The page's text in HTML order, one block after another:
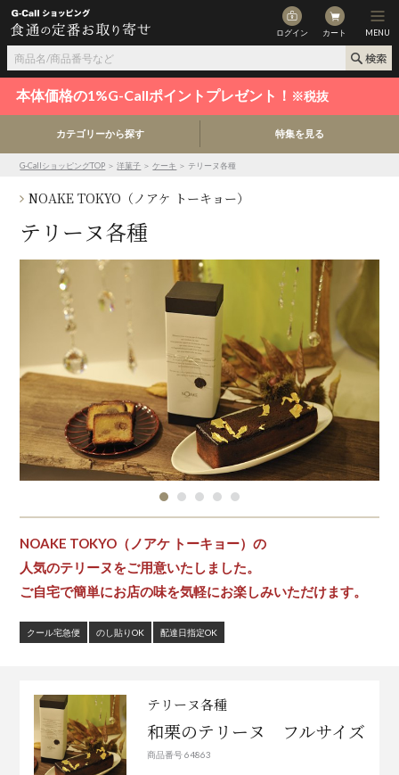
ログイン カート MENU
本体価格の1%G-Callポイントプレゼント！ ※税抜
カテゴリーから探す 特集を見る
G-CallショッピングTOP ＞洋菓子 ＞ケーキ ＞ テリーヌ各種
NOAKE TOKYO（ノアケ トーキョー）
テリーヌ各種
NOAKE TOKYO（ノアケ トーキョー）の
人気のテリーヌをご用意いたしました。
ご自宅で簡単にお店の味を気軽にお楽しみいただけます。
クール宅急便 のし貼りOK 配達日指定OK
テリーヌ各種
和栗のテリーヌ フルサイズ
商品番号 64863